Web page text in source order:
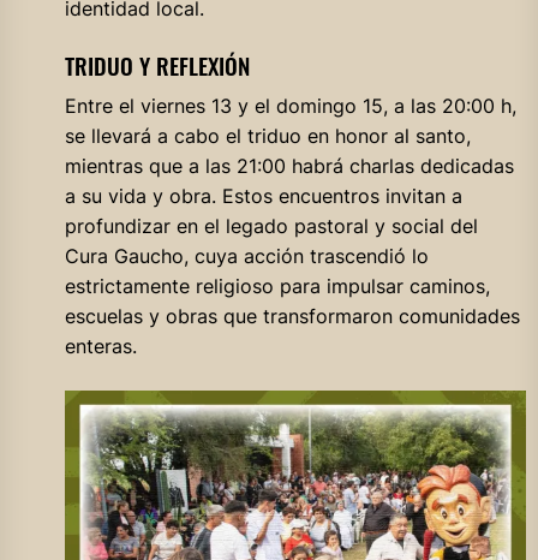
identidad local.
TRIDUO Y REFLEXIÓN
Entre el viernes 13 y el domingo 15, a las 20:00 h,
se llevará a cabo el triduo en honor al santo,
mientras que a las 21:00 habrá charlas dedicadas
a su vida y obra. Estos encuentros invitan a
profundizar en el legado pastoral y social del
Cura Gaucho, cuya acción trascendió lo
estrictamente religioso para impulsar caminos,
escuelas y obras que transformaron comunidades
enteras.